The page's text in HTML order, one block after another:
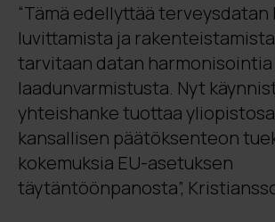
“Tämä edellyttää
luvittamista ja
tarvitaan datan harmonisointia
laadunvarmistusta. Nyt
yhteishanke tuottaa
kansallisen päätöksenteon
kokemuksia EU-asetuksen
täytäntöönpanosta”,